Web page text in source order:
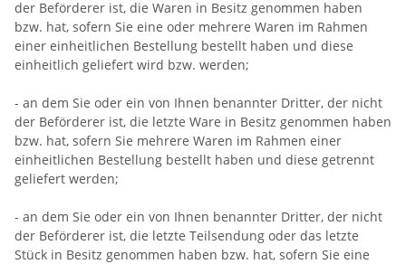
der Beförderer ist, die Waren in Besitz genommen haben
bzw. hat, sofern Sie eine oder mehrere Waren im Rahmen
einer einheitlichen Bestellung bestellt haben und diese
einheitlich geliefert wird bzw. werden;
- an dem Sie oder ein von Ihnen benannter Dritter, der nicht
der Beförderer ist, die letzte Ware in Besitz genommen haben
bzw. hat, sofern Sie mehrere Waren im Rahmen einer
einheitlichen Bestellung bestellt haben und diese getrennt
geliefert werden;
- an dem Sie oder ein von Ihnen benannter Dritter, der nicht
der Beförderer ist, die letzte Teilsendung oder das letzte
Stück in Besitz genommen haben bzw. hat, sofern Sie eine